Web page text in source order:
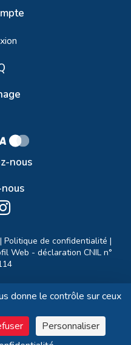
nous
| Politique de confidentialité |
Web - déclaration CNIL n°
donne le contrôle sur ceux
Personnaliser